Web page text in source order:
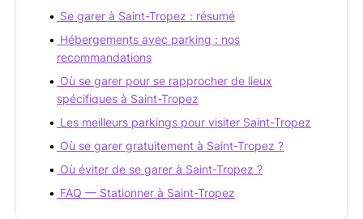
Se garer à Saint-Tropez : résumé
Hébergements avec parking : nos
recommandations
Où se garer pour se rapprocher de lieux
spécifiques à Saint-Tropez
Les meilleurs parkings pour visiter Saint-Tropez
Où se garer gratuitement à Saint-Tropez ?
Où éviter de se garer à Saint-Tropez ?
FAQ — Stationner à Saint-Tropez